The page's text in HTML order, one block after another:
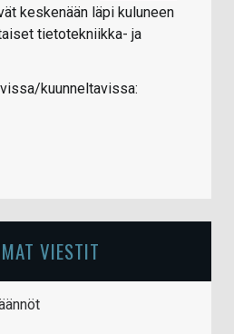
keskenään läpi kuluneen
tietotekniikka- ja
kuunneltavissa:
VIESTIT